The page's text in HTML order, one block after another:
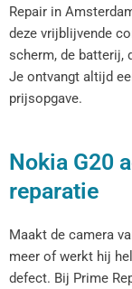
Repair in
deze vrijblijvende
scherm, de batterij,
Je ontvangt altijd
prijsopgave.
Nokia G20
reparatie
Maakt de camera
meer of werkt hij
defect. Bij Prime